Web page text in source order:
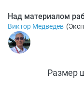
Над материалом
Виктор Медведев (
Размер